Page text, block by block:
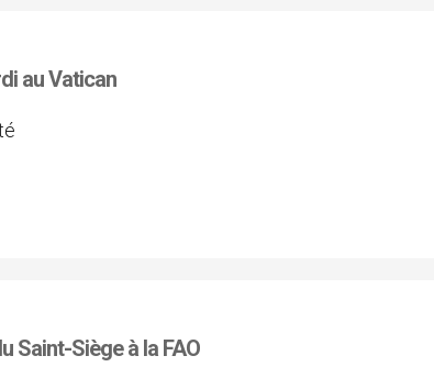
au Vatican
Saint-Siège à la FAO